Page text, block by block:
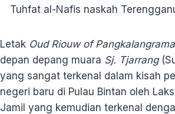
Tuhfat al-Nafis naskah
Letak Oud Riouw of Pangkalangrama
depan depang muara Sj. Tjarrang
yang sangat terkenal dalam kisah
negeri baru di Pulau Bintan oleh
Jamil yang kemudian terkenal